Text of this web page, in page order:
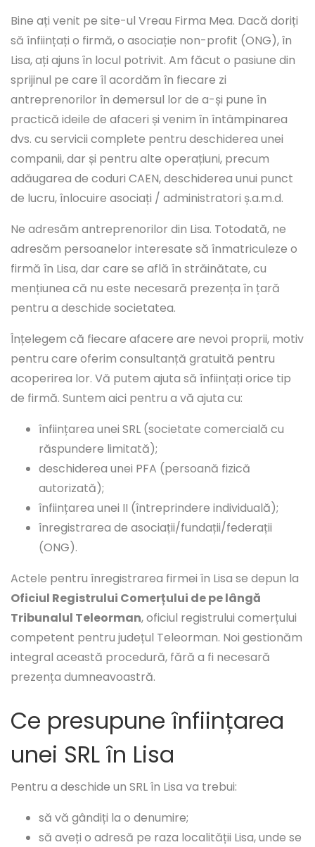
Bine ați venit pe site-ul Vreau Firma Mea. Dacă doriți
să înființați o firmă, o asociație non-profit (ONG), în
Lisa, ați ajuns în locul potrivit. Am făcut o pasiune din
sprijinul pe care îl acordăm în fiecare zi
antreprenorilor în demersul lor de a-și pune în
practică ideile de afaceri și venim în întâmpinarea
dvs. cu servicii complete pentru deschiderea unei
companii, dar și pentru alte operațiuni, precum
adăugarea de coduri CAEN, deschiderea unui punct
de lucru, înlocuire asociați / administratori ș.a.m.d.
Ne adresăm antreprenorilor din Lisa. Totodată, ne
adresăm persoanelor interesate să înmatriculeze o
firmă în Lisa, dar care se află în străinătate, cu
mențiunea că nu este necesară prezența în țară
pentru a deschide societatea.
Înțelegem că fiecare afacere are nevoi proprii, motiv
pentru care oferim consultanță gratuită pentru
acoperirea lor. Vă putem ajuta să înființați orice tip
de firmă. Suntem aici pentru a vă ajuta cu:
înființarea unei SRL (societate comercială cu
răspundere limitată);
deschiderea unei PFA (persoană fizică
autorizată);
înființarea unei II (întreprindere individuală);
înregistrarea de asociații/fundații/federații
(ONG).
Actele pentru înregistrarea firmei în Lisa se depun la
Oficiul Registrului Comerțului de pe lângă
Tribunalul Teleorman, oficiul registrului comerțului
competent pentru județul Teleorman. Noi gestionăm
integral această procedură, fără a fi necesară
prezența dumneavoastră.
Ce presupune înființarea
unei SRL în Lisa
Pentru a deschide un SRL în Lisa va trebui:
să vă gândiți la o denumire;
să aveți o adresă pe raza localității Lisa, unde se